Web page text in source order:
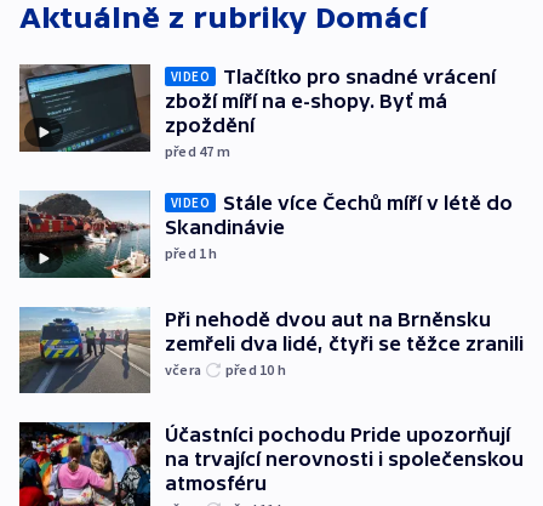
Aktuálně z rubriky Domácí
VIDEO
Tlačítko pro snadné vrácení
zboží míří na e-shopy. Byť má
zpoždění
před 47 m
VIDEO
Stále více Čechů míří v létě do
Skandinávie
před 1h
Při nehodě dvou aut na Brněnsku
zemřeli dva lidé, čtyři se těžce zranili
včera před 10 h
Účastníci pochodu Pride upozorňují
na trvající nerovnosti i společenskou
atmosféru